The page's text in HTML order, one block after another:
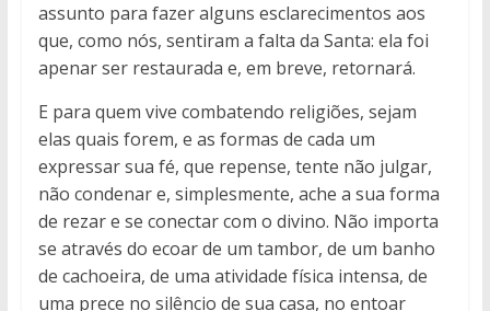
assunto para fazer alguns esclarecimentos aos
que, como nós, sentiram a falta da Santa: ela foi
apenar ser restaurada e, em breve, retornará.
E para quem vive combatendo religiões, sejam
elas quais forem, e as formas de cada um
expressar sua fé, que repense, tente não julgar,
não condenar e, simplesmente, ache a sua forma
de rezar e se conectar com o divino. Não importa
se através do ecoar de um tambor, de um banho
de cachoeira, de uma atividade física intensa, de
uma prece no silêncio de sua casa, no entoar